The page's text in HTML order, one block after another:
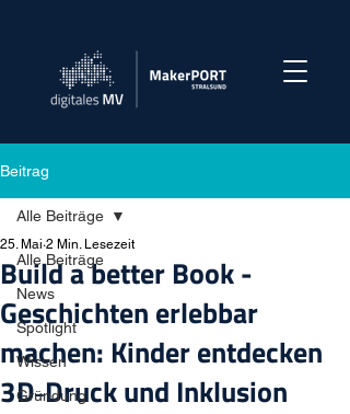
Beitrag
Alle Beiträge
News
Spotlight
Wissen
Gründung
Alle Beiträge
Build a better Book -
Geschichten erlebbar
machen: Kinder entdecken
3D‑Druck und Inklusion
25. Mai 2 Min. Lesezeit